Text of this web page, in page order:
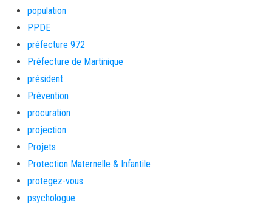
population
PPDE
préfecture 972
Préfecture de Martinique
président
Prévention
procuration
projection
Projets
Protection Maternelle & Infantile
protegez-vous
psychologue